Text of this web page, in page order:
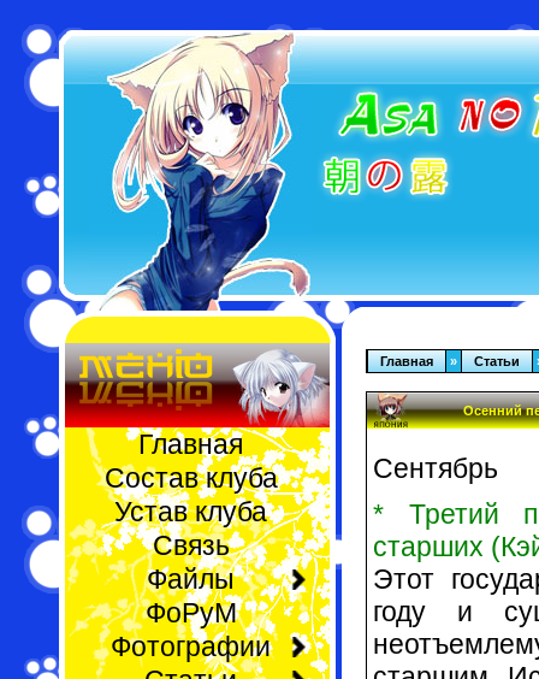
Главная
Состав клуба
Устав клуба
Связь
Файлы
ФоРуМ
Фотографии
Главная » Статьи
Осенний
Сентябрь
* Третий
старших
Этот
году и